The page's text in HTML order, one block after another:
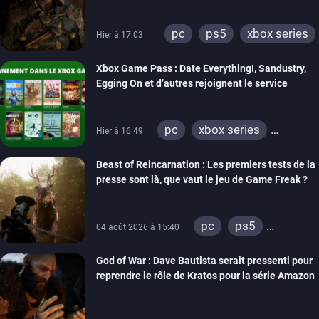
Hier à 17:03 pc ps5 xbox series
Xbox Game Pass : Date Everything!, Sandustry,
Egging On et d’autres rejoignent le service
Hier à 16:49 pc
xbox series
Beast of Reincarnation : Les premiers tests de la
presse sont là, que vaut le jeu de Game Freak ?
04 août 2026 à 15:40 pc
ps5
God of War : Dave Bautista serait pressenti pour
reprendre le rôle de Kratos pour la série Amazon